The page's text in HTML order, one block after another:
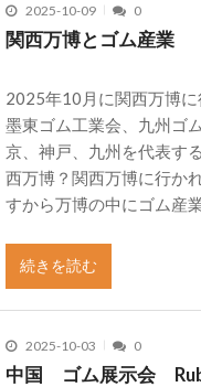
2025-10-09 0
関西万博とゴム産業
2025年10月に関西万博に
墨東ゴム工業会、九州ゴ
京、神戸、九州を代表す
西万博？関西万博に行か
すから万博の中にゴム産
続きを読む
2025-10-03 0
中国 ゴム展示会